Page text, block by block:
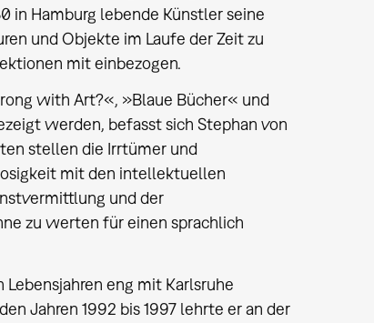
in Hamburg lebende Künstler seine
und Objekte im Laufe der Zeit zu
mit einbezogen.
with Art?«, »Blaue Bücher« und
werden, befasst sich Stephan von
stellen die Irrtümer und
mit den intellektuellen
und der
zu werten für einen sprachlich
eng mit Karlsruhe
Jahren 1992 bis 1997 lehrte er an der